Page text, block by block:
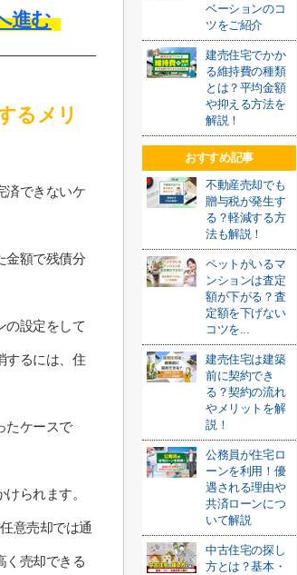
進む
るメリ
済できないケ
金額で残債分
の設定をして
するには、住
たケースで
られます。
意売却では通
く売却できる
ベーションのコ
ツをご紹介
建売住宅でかか
る維持費の種類
とは？平均金額
や抑える方法を
解説！
おすすめ記事
不動産売却でも
贈与税が発生す
る？軽減する方
法も解説！
ペットがいるマ
ンションは査定
額が下がる？査
定額を下げない
コツを...
建売住宅は建築
前に契約でき
る？契約の流れ
やメリットを解
説！
公務員が住宅ロ
ーンを利用！優
遇される理由や
共済ローンにつ
いて解説
中古住宅の探し
方とは？基本・